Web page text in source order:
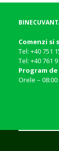
Comenzi si
Tel: +40 751
Tel: +40 761
Program
Orele – 08:00